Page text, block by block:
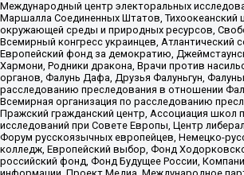
Международный центр электоральных
Маршалла Соединенных Штатов, Тихоокеанский
окружающей среды и природных ресурсов,
Всемирный конгресс украинцев, Атлантический
Европейский фонд за демократию,
Хармони, Родники дракона, Врачи против
органов, Фалунь Дафа, Друзья Фалуньгун,
расследованию преследования в отношении
Всемирная организация по расследованию
Пражский гражданский центр, Ассоциация школ
исследований при Совете Европы, Центр
Форум русскоязычных европейцев, Немецко-
колледж, Европейский выбор, Фонд
российский фонд, Фонд Будущее России,